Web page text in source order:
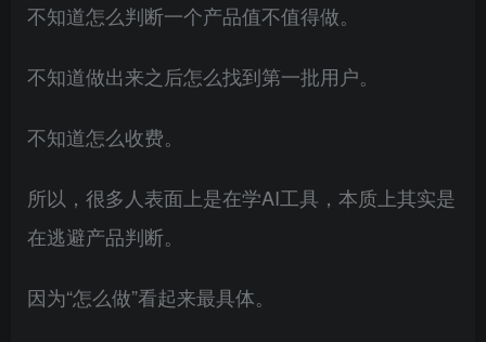
不知道怎么判断一个产品值不值得做。
不知道做出来之后怎么找到第一批用户。
不知道怎么收费。
所以，很多人表面上是在学AI工具，本质上其实是
在逃避产品判断。
因为“怎么做”看起来最具体。